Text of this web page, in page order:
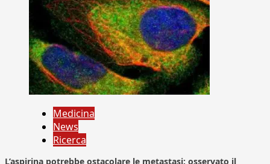
Medicina
News
Ricerca
L’aspirina potrebbe ostacolare le metastasi: osservato il